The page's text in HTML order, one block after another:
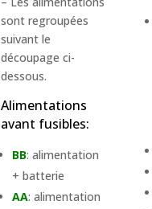
sont regroupées
suivant le
découpage ci-
dessous.
Alimentations
avant fusibles:
BB: alimentation
+ batterie
AA: alimentation